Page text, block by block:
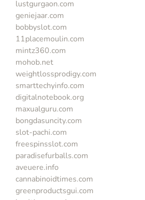
lustgurgaon.com
geniejaar.com
bobbyslot.com
11placemoulin.com
mintz360.com
mohob.net
weightlossprodigy.com
smarttechyinfo.com
digitalnotebook.org
maxualguru.com
bongdasuncity.com
slot-pachi.com
freespinsslot.com
paradisefurballs.com
aveuere.info
cannabinoidtimes.com
greenproductsgui.com